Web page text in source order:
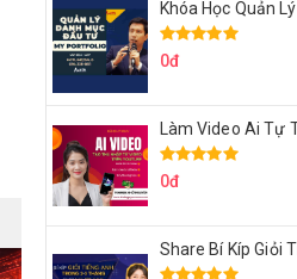
0đ
0đ